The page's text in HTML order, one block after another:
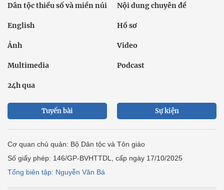
Dân tộc thiểu số và miền núi Nội dung chuyên đề
English Hồ sơ
Ảnh Video
Multimedia Podcast
24h qua
Tuyến bài Sự kiện
Cơ quan chủ quản: Bộ Dân tộc và Tôn giáo
Số giấy phép: 146/GP-BVHTTDL, cấp ngày 17/10/2025
Tổng biên tập: Nguyễn Văn Bá